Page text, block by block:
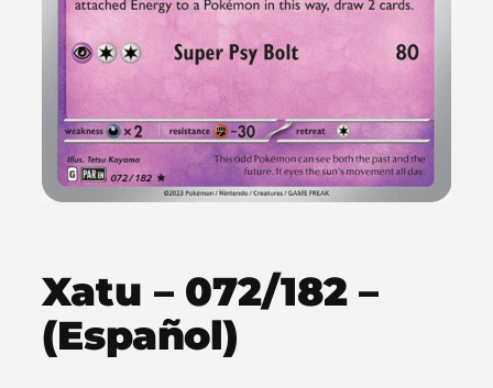
Xatu – 072/182 –
(Español)